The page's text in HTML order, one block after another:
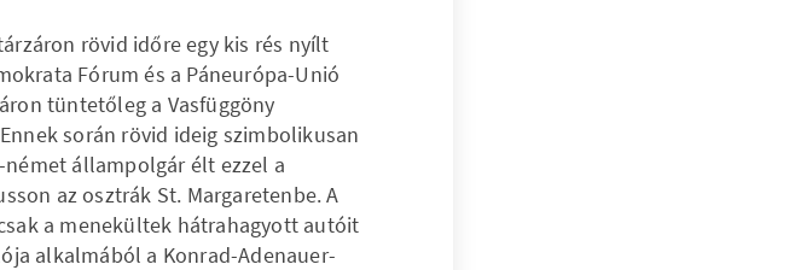
rövid időre egy kis rés nyílt
Fórum és a Páneurópa-Unió
tüntetőleg a Vasfüggöny
során rövid ideig szimbolikusan
állampolgár élt ezzel a
az osztrák St. Margaretenbe. A
a menekültek hátrahagyott autóit
alkalmából a Konrad-Adenauer-